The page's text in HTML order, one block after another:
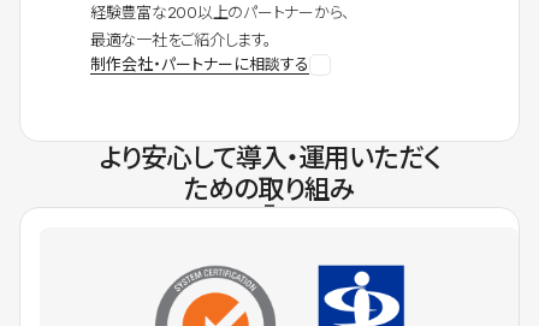
経験豊富な200以上のパートナーから、
最適な一社をご紹介します。
制作会社・パートナーに相談する
より安心して導入・運用いただく
ための取り組み